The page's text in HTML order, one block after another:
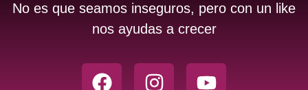
No es que seamos inseguros, pero con un like
nos ayudas a crecer